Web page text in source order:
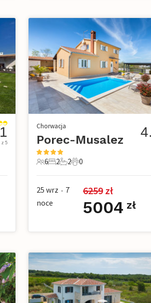
z 5
Chorwacja
Porec-Musalez
6 Goście
6
2 Sypialnie
2
2 Łazienki
2
0 Zwierzęta domowe
0
25 wrz • 7
noce
6259 zł
5004 zł